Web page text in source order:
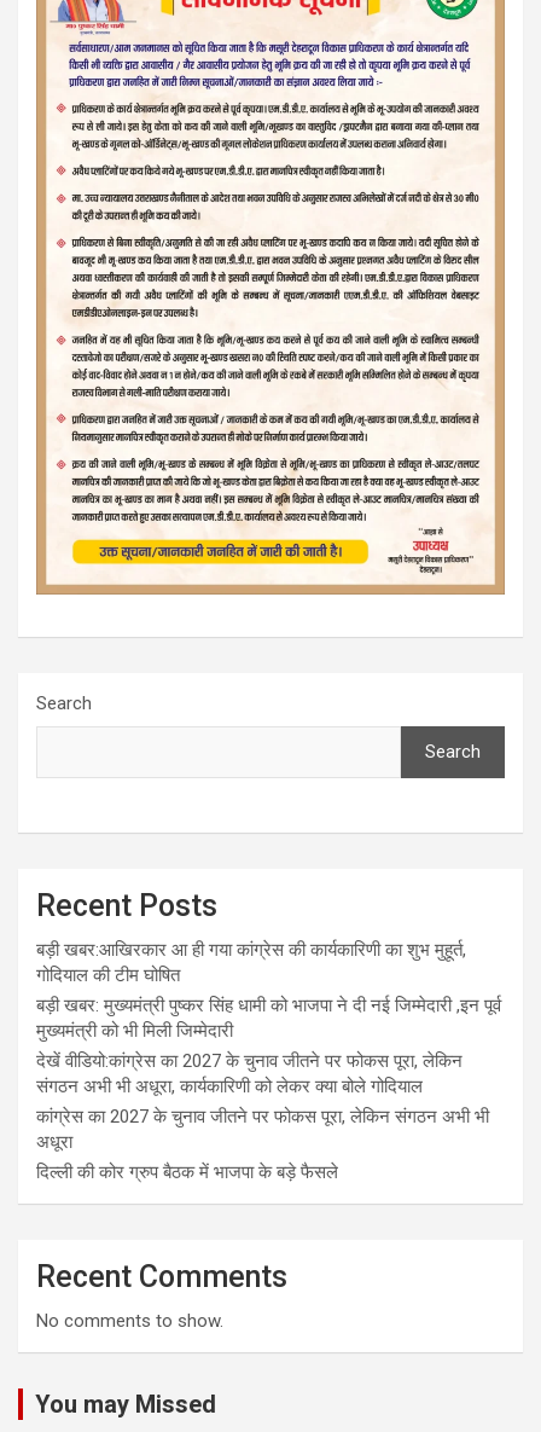
Search
Search
Recent Posts
बड़ी खबर:आखिरकार आ ही गया कांग्रेस की कार्यकारिणी का शुभ मुहूर्त,
गोदियाल की टीम घोषित
बड़ी खबर: मुख्यमंत्री पुष्कर सिंह धामी को भाजपा ने दी नई जिम्मेदारी ,इन पूर्व
मुख्यमंत्री को भी मिली जिम्मेदारी
देखें वीडियो:कांग्रेस का 2027 के चुनाव जीतने पर फोकस पूरा, लेकिन
संगठन अभी भी अधूरा, कार्यकारिणी को लेकर क्या बोले गोदियाल
कांग्रेस का 2027 के चुनाव जीतने पर फोकस पूरा, लेकिन संगठन अभी भी
अधूरा
दिल्ली की कोर ग्रुप बैठक में भाजपा के बड़े फैसले
Recent Comments
No comments to show.
You may Missed